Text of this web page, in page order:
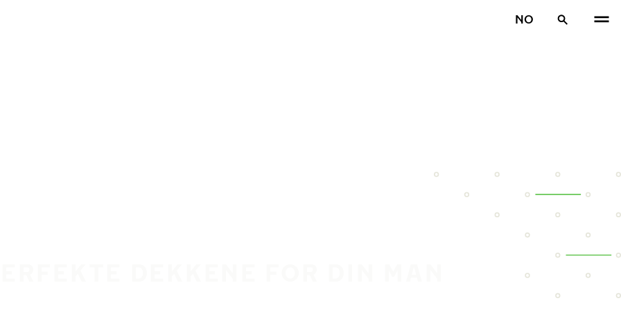
NO